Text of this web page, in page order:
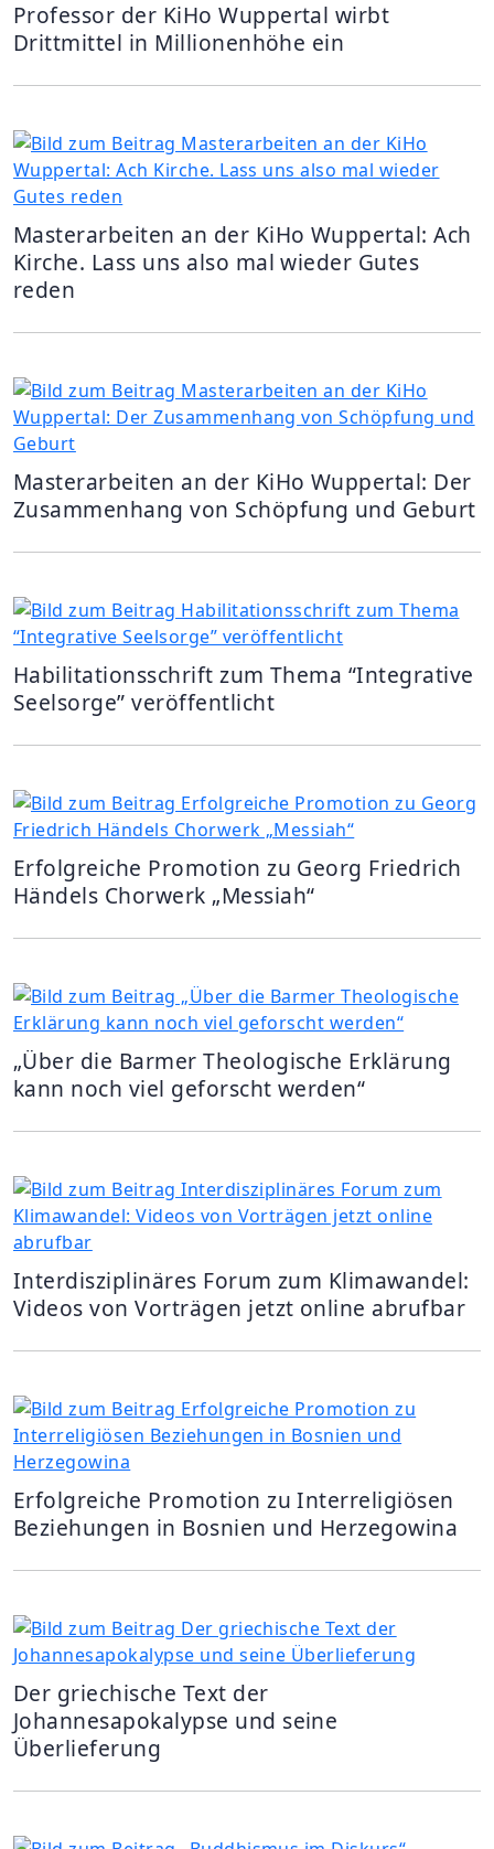
Professor der KiHo Wuppertal wirbt
Drittmittel in Millionenhöhe ein
Masterarbeiten an der KiHo Wuppertal: Ach
Kirche. Lass uns also mal wieder Gutes
reden
Masterarbeiten an der KiHo Wuppertal: Der
Zusammenhang von Schöpfung und Geburt
Habilitationsschrift zum Thema “Integrative
Seelsorge” veröffentlicht
Erfolgreiche Promotion zu Georg Friedrich
Händels Chorwerk „Messiah“
„Über die Barmer Theologische Erklärung
kann noch viel geforscht werden“
Interdisziplinäres Forum zum Klimawandel:
Videos von Vorträgen jetzt online abrufbar
Erfolgreiche Promotion zu Interreligiösen
Beziehungen in Bosnien und Herzegowina
Der griechische Text der
Johannesapokalypse und seine
Überlieferung